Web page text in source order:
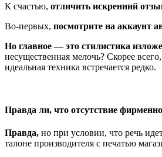
К счастью, отличить искренний
Во-первых, посмотрите на аккаунт
Но главное — это стилистика
несущественная мелочь? Скорее всего,
идеальная техника встречается редко.
Правда ли, что отсутствие
Правда, но при условии, что речь
талоне производителя с печатью